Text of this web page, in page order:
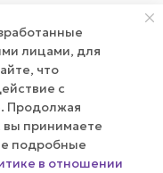
лицами, для
что
с
Продолжая
вы принимаете
подробные
в отношении